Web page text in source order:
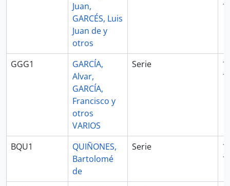
Juan,
GARCÉS, Luis
Juan de y
otros
GGG1
GARCÍA,
Alvar,
GARCÍA,
Francisco y
otros
VARIOS
Serie
BQU1
QUIÑONES,
Bartolomé
de
Serie